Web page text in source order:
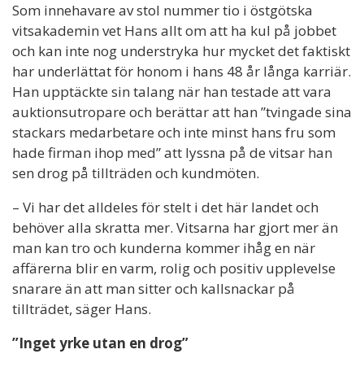
Som innehavare av stol nummer tio i östgötska
vitsakademin vet Hans allt om att ha kul på jobbet
och kan inte nog understryka hur mycket det faktiskt
har underlättat för honom i hans 48 år långa karriär.
Han upptäckte sin talang när han testade att vara
auktionsutropare och berättar att han ”tvingade sina
stackars medarbetare och inte minst hans fru som
hade firman ihop med” att lyssna på de vitsar han
sen drog på tillträden och kundmöten.
– Vi har det alldeles för stelt i det här landet och
behöver alla skratta mer. Vitsarna har gjort mer än
man kan tro och kunderna kommer ihåg en när
affärerna blir en varm, rolig och positiv upplevelse
snarare än att man sitter och kallsnackar på
tillträdet, säger Hans.
”Inget yrke utan en drog”